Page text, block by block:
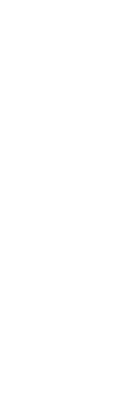
decretados por
El PSOE ha
habitacional en
Málaga, por su
de las
Ambas
formaciones
«Creemos que
políticos, va de
presionar en
tablero del